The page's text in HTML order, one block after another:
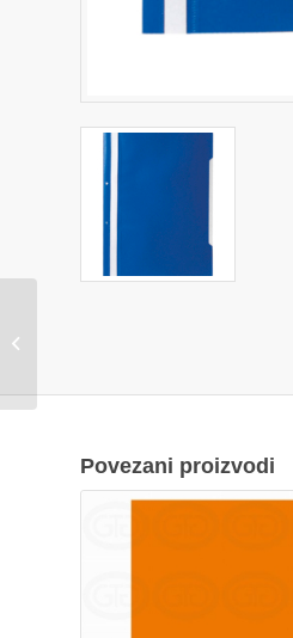
Povezani proizvodi